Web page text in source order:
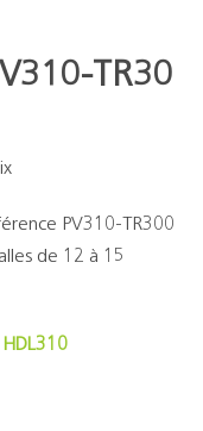
TR30
PV310-TR300
de 12 à 15